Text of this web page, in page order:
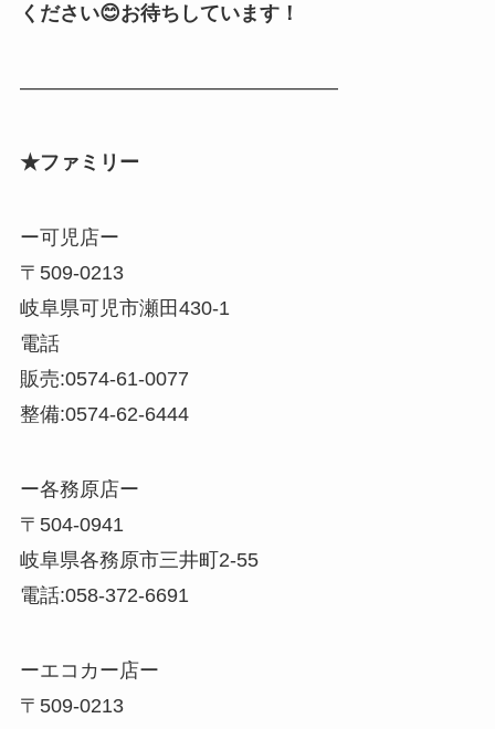
ください😊お待ちしています！
————————————————
★ファミリー
ー可児店ー
〒509-0213
岐阜県可児市瀬田430-1
電話
販売:0574-61-0077
整備:0574-62-6444
ー各務原店ー
〒504-0941
岐阜県各務原市三井町2-55
電話:058-372-6691
ーエコカー店ー
〒509-0213